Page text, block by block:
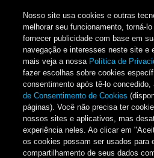
Nosso site usa cookies e outras
melhorar seu funcionamento, torná-
fornecer publicidade com base em
navegação e interesses neste site e
mais veja a nossa Política de
fazer escolhas sobre cookies
consentimento após tê-lo
de Consentimento de Cookies
páginas). Você não precisa ter
nossos sites e aplicativos, mas
experiência neles. Ao clicar em
os cookies possam ser usados para
compartilhamento de seus dados